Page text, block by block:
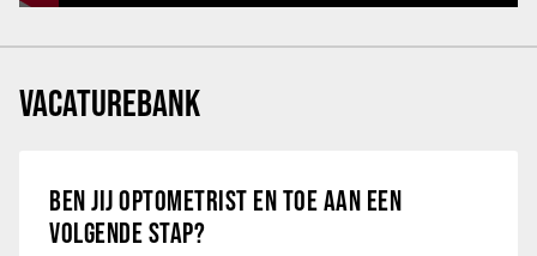
VACATUREBANK
BEN JIJ OPTOMETRIST EN TOE AAN EEN
VOLGENDE STAP?